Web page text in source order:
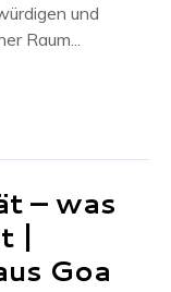
und
Raum...
– was
|
Goa